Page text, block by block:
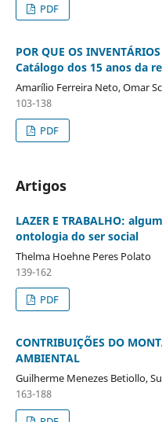
PDF
POR QUE OS
Catálogo dos 15 anos da
Amarílio Ferreira Neto, Omar
103-138
PDF
Artigos
LAZER E TRABALHO:
ontologia do ser social
Thelma Hoehne Peres Polato
139-162
PDF
CONTRIBUIÇÕES DO
AMBIENTAL
Guilherme Menezes Betiollo,
163-188